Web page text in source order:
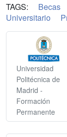
TAGS: Becas
Universitario
Universidad
Politécnica de
Madrid -
Formación
Permanente